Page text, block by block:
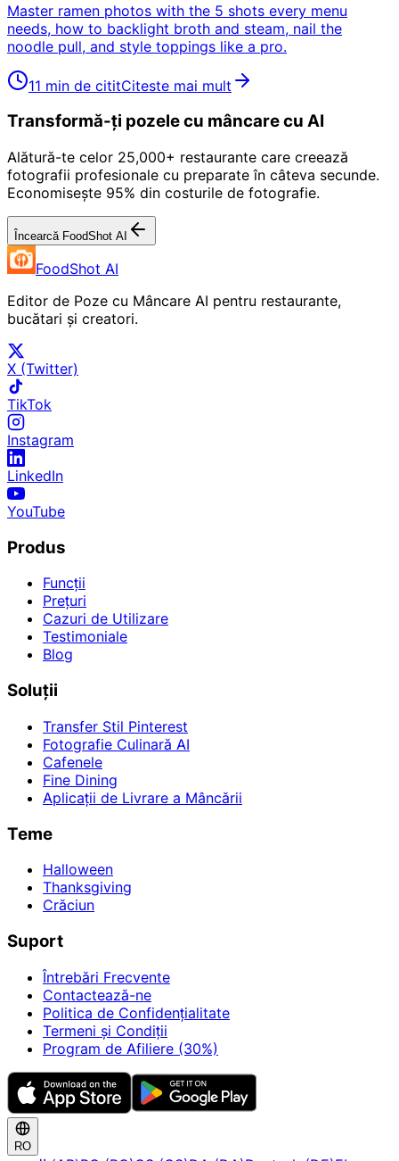
Master ramen photos with the 5 shots every menu
needs, how to backlight broth and steam, nail the
noodle pull, and style toppings like a pro.
11 min de cititCiteste mai mult
Transformă-ți pozele cu mâncare cu AI
Alătură-te celor 25,000+ restaurante care creează
fotografii profesionale cu preparate în câteva secunde.
Economisește 95% din costurile de fotografie.
Încearcă FoodShot AI
FoodShot AI
Editor de Poze cu Mâncare AI pentru restaurante,
bucătari și creatori.
X (Twitter)
TikTok
Instagram
LinkedIn
YouTube
Produs
Funcții
Prețuri
Cazuri de Utilizare
Testimoniale
Blog
Soluții
Transfer Stil Pinterest
Fotografie Culinară AI
Cafenele
Fine Dining
Aplicații de Livrare a Mâncării
Teme
Halloween
Thanksgiving
Crăciun
Suport
Întrebări Frecvente
Contactează-ne
Politica de Confidențialitate
Termeni și Condiții
Program de Afiliere (30%)
RO